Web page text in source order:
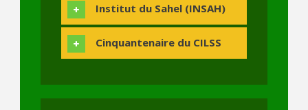
Institut du Sahel (INSAH)
Cinquantenaire du CILSS